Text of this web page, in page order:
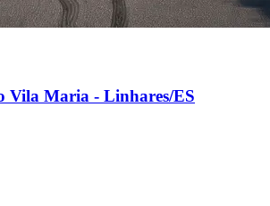
Vila Maria - Linhares/ES